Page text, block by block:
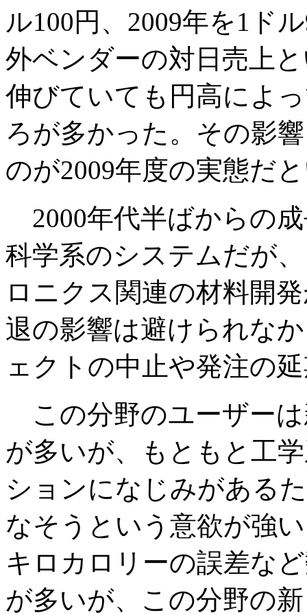
ル100円、2009年を1ド
外ベンダーの対日売上
伸びていても円高によ
ろが多かった。その影
のが2009年度の実態だ
2000年代半ばからの
科学系のシステムだが
ロニクス関連の材料開
退の影響は避けられな
ェクトの中止や発注の
この分野のユーザーは
が多いが、もともと工
ションになじみがある
なそうという意欲が強
キロカロリーの誤差な
が多いが、この分野の